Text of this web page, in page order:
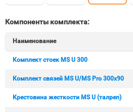
Компоненты комплекта:
Наименование
Комплект стоек MS U 300
Комплект связей MS U/MS Pro 300x90
Крестовина жесткости MS U (талреп)